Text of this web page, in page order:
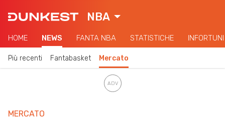
NBA
HOME NEWS FANTA NBA STATISTICHE INFORTUNI
Più recenti Fantabasket Mercato
MERCATO